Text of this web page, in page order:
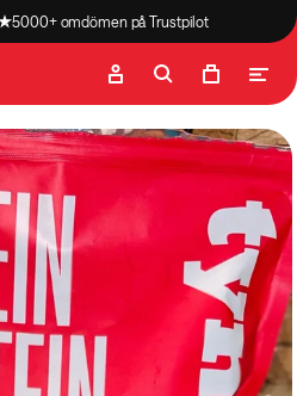
5000+ omdömen på Trustpilot